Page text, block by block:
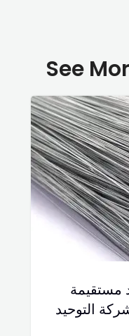
See
مستقيمة
التوحيد